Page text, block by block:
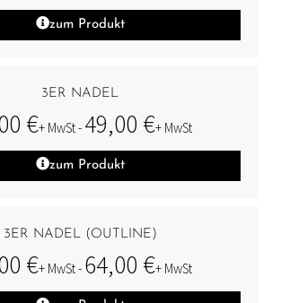
zum Produkt
3ER NADEL
€+ MwSt - 49,00 €+ MwSt
zum Produkt
3ER NADEL (OUTLINE)
€+ MwSt - 64,00 €+ MwSt